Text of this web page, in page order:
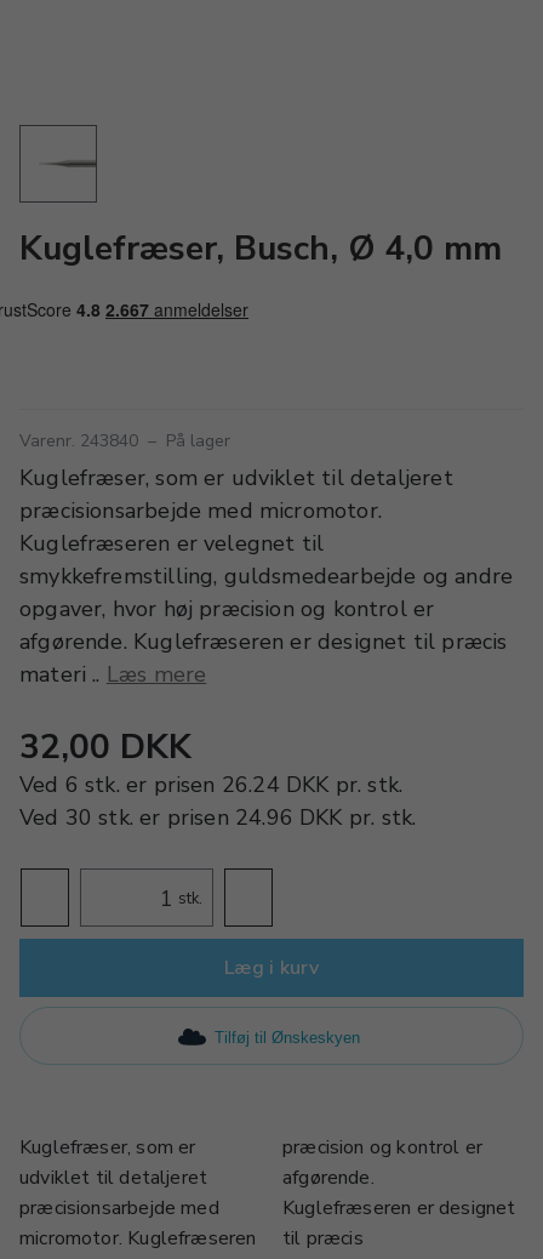
Kuglefræser, Busch, Ø 4,0 mm
Varenr. 243840 – På lager
Kuglefræser, som er udviklet til detaljeret
præcisionsarbejde med micromotor.
Kuglefræseren er velegnet til
smykkefremstilling, guldsmedearbejde og andre
opgaver, hvor høj præcision og kontrol er
afgørende. Kuglefræseren er designet til præcis
materi .. Læs mere
32,00 DKK
Ved 6 stk. er prisen 26.24 DKK pr.stk.
Ved 30 stk. er prisen 24.96 DKK pr. stk.
stk.
Læg i kurv
Tilføj til Ønskeskyen
Kuglefræser, som er
udviklet til detaljeret
præcisionsarbejde med
micromotor. Kuglefræseren
præcision og kontrol er
afgørende.
Kuglefræseren er designet
til præcis